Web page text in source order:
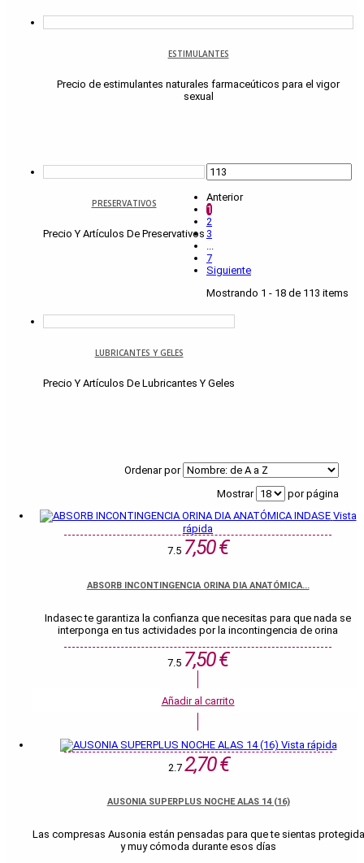
ESTIMULANTES
Precio de estimulantes naturales farmaceúticos para el vigor
sexual
PRESERVATIVOS
Precio Y Artículos De Preservativos
LUBRICANTES Y GELES
Precio Y Artículos De Lubricantes Y Geles
Ordenar por
Mostrar
por página
Anterior
1
2
3
...
7
Siguiente
Mostrando 1 - 18 de 113 items
Vista
rápida
7.5 7,50 €
ABSORB INCONTINGENCIA ORINA DIA ANATÓMICA...
Indasec te garantiza la confianza que necesitas para que nada se
interponga en tus actividades por la incontingencia de orina
7.5 7,50 €
Añadir al carrito
Vista rápida
2.7 2,70 €
AUSONIA SUPERPLUS NOCHE ALAS 14 (16)
Las compresas Ausonia están pensadas para que te sientas protegida
y muy cómoda durante esos días